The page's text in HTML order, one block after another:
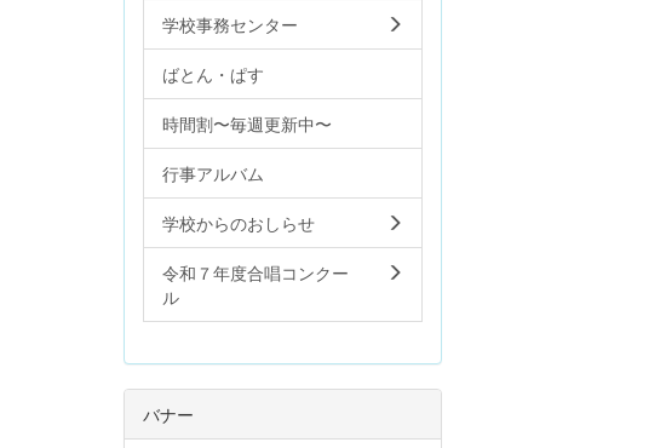
学校事務センター
ばとん・ぱす
時間割〜毎週更新中〜
行事アルバム
学校からのおしらせ
令和７年度合唱コンクー
ル
バナー